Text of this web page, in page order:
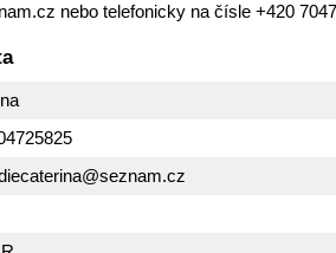
nebo telefonicky na čísle +420